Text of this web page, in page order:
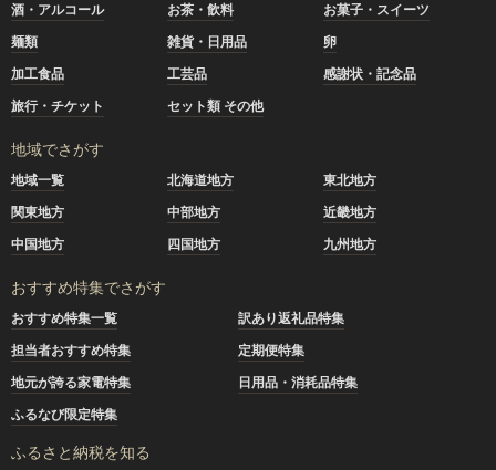
酒・アルコール
お茶・飲料
お菓子・スイーツ
麺類
雑貨・日用品
卵
加工食品
工芸品
感謝状・記念品
旅行・チケット
セット類 その他
地域でさがす
地域一覧 北海道地方
東北地方
関東地方
中部地方
近畿地方
中国地方
四国地方 九州地方
おすすめ特集でさがす
おすすめ特集一覧
訳あり返礼品特集
担当者おすすめ特集
定期便特集
地元が誇る家電特集
日用品・消耗品特集
ふるなび限定特集
ふるさと納税を知る